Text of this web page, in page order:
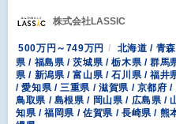
株式会社LASSIC
500万円～749万円
北海道 / 青
県 / 福島県 / 茨城県 / 栃木県 / 群馬
県 / 新潟県 / 富山県 / 石川県 / 福井
/ 愛知県 / 三重県 / 滋賀県 / 京都府
鳥取県 / 島根県 / 岡山県 / 広島県 /
知県 / 福岡県 / 佐賀県 / 長崎県 / 熊